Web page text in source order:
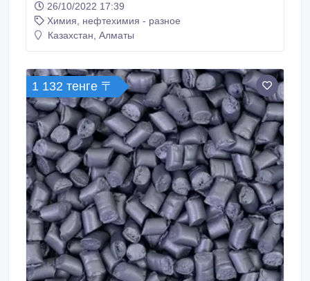
октаноповышающую присадку.".
26/10/2022 17:39
Химия, нефтехимия - разное
Казахстан, Алматы
1 132 тенге 〒